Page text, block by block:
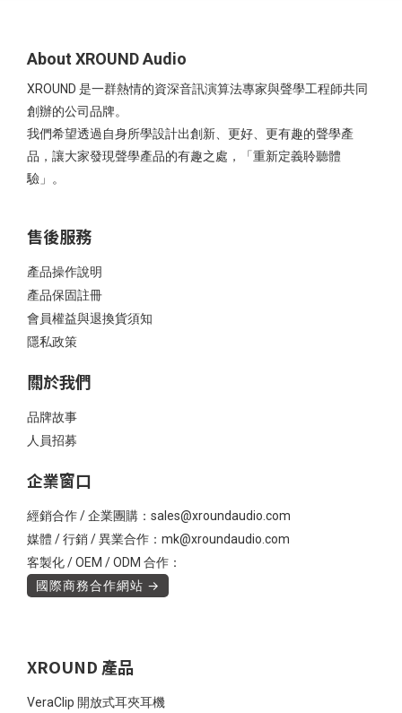
About XROUND Audio
XROUND 是一群熱情的資深音訊演算法專家與聲學工程師共同
創辦的公司品牌。
我們希望透過自身所學設計出創新、更好、更有趣的聲學產
品，讓大家發現聲學產品的有趣之處，「重新定義聆聽體
驗」。
售後服務
產品操作說明
產品保固註冊
會員權益與退換貨須知
隱私政策
關於我們
品牌故事
人員招募
企業窗口
經銷合作 / 企業團購：sales@xroundaudio.com
媒體 / 行銷 / 異業合作：mk@xroundaudio.com
客製化 / OEM / ODM 合作：
國際商務合作網站 →
XROUND 產品
VeraClip 開放式耳夾耳機